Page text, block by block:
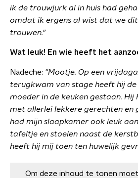
ik de trouwjurk al in huis had
omdat ik ergens al wist dat we
trouwen."
Wat leuk! En wie heeft het
Nadeche: "Mootje. Op een
terugkwam van stage heeft hij
moeder in de keuken gestaan.
met allerlei lekkere gerechten en
had mijn slaapkamer ook leuk
tafeltje en stoelen naast de
heeft hij mij toen ten huwelijk
Om deze inhoud te tonen